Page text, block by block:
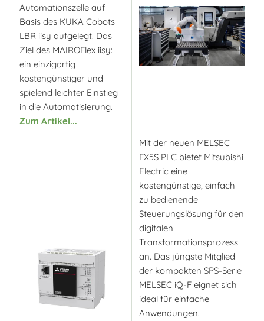
Automationszelle auf
Basis des KUKA Cobots
LBR iisy aufgelegt. Das
Ziel des MAIROFlex iisy:
ein einzigartig
kostengünstiger und
spielend leichter Einstieg
in die Automatisierung.
Zum Artikel...
Mit der neuen MELSEC
FX5S PLC bietet Mitsubishi
Electric eine
kostengünstige, einfach
zu bedienende
Steuerungslösung für den
digitalen
Transformationsprozess
an. Das jüngste Mitglied
der kompakten SPS-Serie
MELSEC iQ-F eignet sich
ideal für einfache
Anwendungen.